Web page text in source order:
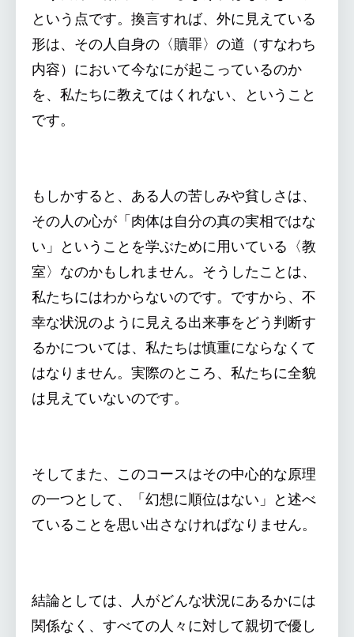
という点です。換言すれば、外に見えている
形は、その人自身の〈贖罪〉の道（すなわち
内容）において今なにが起こっているのか
を、私たちに教えてはくれない、ということ
です。
もしかすると、ある人の苦しみや貧しさは、
その人の心が「肉体は自分の真の実相ではな
い」ということを学ぶために用いている〈教
室〉なのかもしれません。そうしたことは、
私たちにはわからないのです。ですから、不
幸な状況のように見える出来事をどう判断す
るかについては、私たちは慎重にならなくて
はなりません。実際のところ、私たちに全貌
は見えていないのです。
そしてまた、このコースはその中心的な原理
の一つとして、「幻想に順位はない」と述べ
ていることを思い出さなければなりません。
結論としては、人がどんな状況にあるかには
関係なく、すべての人々に対して親切で優し